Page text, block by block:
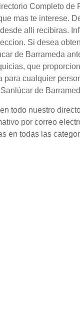
Completo
mas te interese.
alli recibiras.
Si desea
de Barrameda
que
cualquier
de
todo nuestro
por correo
en todas las